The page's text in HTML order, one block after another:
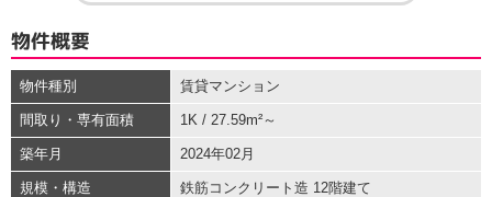
物件概要
物件種別 賃貸マンション
間取り・専有面積 1K / 27.59m²～
築年月 2024年02月
規模・構造 鉄筋コンクリート造 12階建て